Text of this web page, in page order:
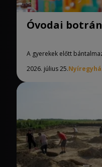
Óvodai
A gyerekek előtt
2026. július 25.